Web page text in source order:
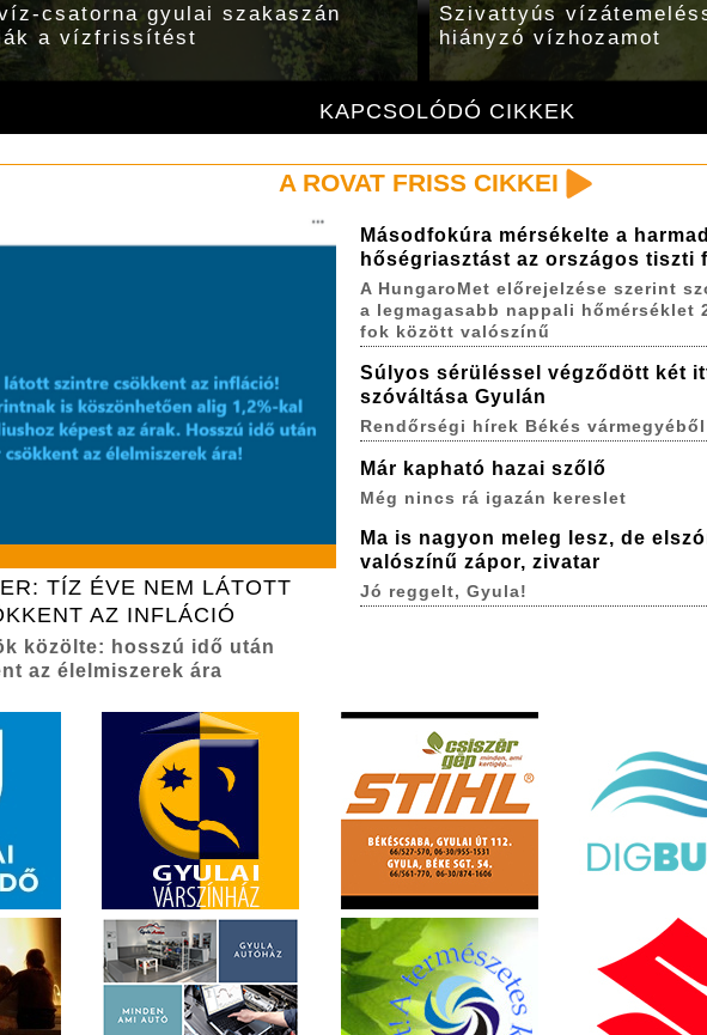
KAPCSOLÓDÓ CIKKEK
csatorna gyulai szakaszán
a vízfrissítést
Szivattyús
hiányzó vízhozamot
A ROVAT FRISS CIKKEI
TÍZ ÉVE NEM LÁTOTT
AZ INFLÁCIÓ
közölte: hosszú idő után
az élelmiszerek ára
Másodfokúra mérsékelte a
hőségriasztást az országos tiszti
A HungaroMet előrejelzése szerint
a legmagasabb nappali hőmérséklet
fok között valószínű
Súlyos sérüléssel végződött két
szóváltása Gyulán
Rendőrségi hírek Békés vármegyéből
Már kapható hazai szőlő
Még nincs rá igazán kereslet
Ma is nagyon meleg lesz, de
valószínű zápor, zivatar
Jó reggelt, Gyula!